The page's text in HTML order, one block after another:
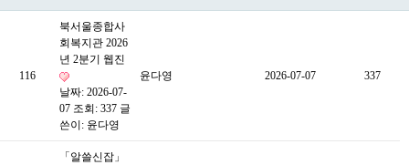
116
북서울종합사
회복지관 2026
년 2분기 웹진
날짜: 2026-07-
07 조회: 337 글
쓴이: 윤다영
윤다영 2026-07-07 337
「알쓸신잡」